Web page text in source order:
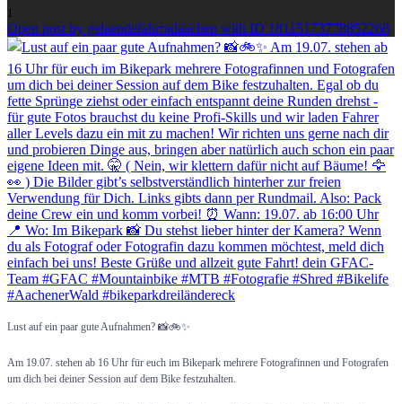
1
Open post by gelaendefahrradaachen with ID 18115173778852268
Lust auf ein paar gute Aufnahmen? 📸🚲✨
Am 19.07. stehen ab 16 Uhr für euch im Bikepark mehrere Fotografinnen und Fotografen
um dich bei deiner Session auf dem Bike festzuhalten.